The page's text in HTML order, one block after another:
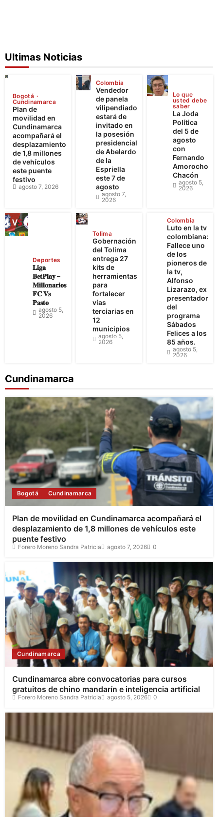
Ultimas Noticias
Bogotá
Cundinamarca
Plan de
movilidad en
Cundinamarca
acompañará el
desplazamiento
de 1,8 millones
de vehículos
este puente
festivo
agosto 7, 2026
Colombia
Vendedor
de panela
vilipendiado
estará de
invitado en
la posesión
presidencial
de Abelardo
de la
Espriella
este 7 de
agosto
agosto 7,
2026
Lo que
usted debe
saber
La Joda
Política
del 5 de
agosto
con
Fernando
Amorocho
Chacón
agosto 5,
2026
Deportes
𝐋𝐢𝐠𝐚
𝐁𝐞𝐭𝐏𝐥𝐚𝐲 –
𝐌𝐢𝐥𝐥𝐨𝐧𝐚𝐫𝐢𝐨𝐬
𝐅𝐂 𝐕𝐬
𝐏𝐚𝐬𝐭𝐨
agosto 5,
2026
Tolima
Gobernación
del Tolima
entrega 27
kits de
herramientas
para
fortalecer
vías
terciarias en
12
municipios
agosto 5,
2026
Colombia
Luto en la tv
colombiana:
Fallece uno
de los
pioneros de
la tv,
Alfonso
Lizarazo, ex
presentador
del
programa
Sábados
Felices a los
85 años.
agosto 5,
2026
Cundinamarca
Bogotá Cundinamarca
Plan de movilidad en Cundinamarca acompañará el
desplazamiento de 1,8 millones de vehículos este
puente festivo
Forero Moreno Sandra Patricia agosto 7, 2026 0
Cundinamarca
Cundinamarca abre convocatorias para cursos
gratuitos de chino mandarín e inteligencia artificial
Forero Moreno Sandra Patricia agosto 5, 2026 0